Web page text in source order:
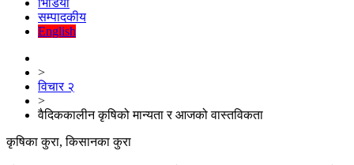
भिडियो
सम्पादकीय
English
>
विचार २
>
वैदिककालीन कृषिको मान्यता र आजको वास्तविकता
कृषिका कुरा, किसानका कुरा